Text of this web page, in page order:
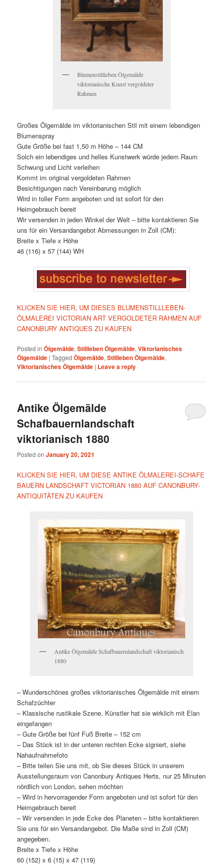
Blumenstillleben Ölgemälde
viktorianische Kunst vergoldeter
Rahmen
Großes Ölgemälde im viktorianischen Stil mit einem lebendigen
Blumenspray
Gute Größe bei fast 1,50 m Höhe – 144 CM
Solch ein lebendiges und helles Kunstwerk würde jedem Raum
Schwung und Licht verleihen
Kommt im original vergoldeten Rahmen
Besichtigungen nach Vereinbarung möglich
Wird in toller Form angeboten und ist sofort für den
Heimgebrauch bereit
Wir versenden in jeden Winkel der Welt – bitte kontaktieren Sie
uns für ein Versandangebot Abmessungen in Zoll (CM):
Breite x Tiefe x Höhe
46 (116) x 57 (144) WH
KLICKEN SIE HIER, UM DIESES BLUMENSTILLLEBEN-
ÖLMALEREI VICTORIAN ART VERGOLDETER RAHMEN AUF
CANONBURY ANTIQUES ZU KAUFEN
Posted in Ölgemälde,Stillleben Ölgemälde,Viktorianisches
Ölgemälde |Tagged Ölgemälde,Stillleben Ölgemälde,
Viktorianisches Ölgemälde | Leave a reply
Antike Ölgemälde
Schafbauernlandschaft
viktorianisch 1880
Posted onJanuary 20, 2021
KLICKEN SIE HIER, UM DIESE ANTIKE ÖLMALEREI-SCHAFE
BAUERN LANDSCHAFT VICTORIAN 1880 AUF CANONBURY-
ANTIQUITÄTEN ZU KAUFEN
Antike Ölgemälde Schafbauernlandschaft viktorianisch
1880
– Wunderschönes großes viktorianisches Ölgemälde mit einem
Schafzüchter
– Klassische rustikale Szene, Künstler hat sie wirklich mit Elan
eingefangen
– Gute Größe bei fünf Fuß Breite – 152 cm
– Das Stück ist in der unteren rechten Ecke signiert, siehe
Nahaufnahmefoto
– Bitte teilen Sie uns mit, ob Sie dieses Stück in unserem
Ausstellungsraum von Canonbury Antiques Herts, nur 25 Minuten
nördlich von London, sehen möchten
– Wird in hervorragender Form angeboten und ist sofort für den
Heimgebrauch bereit
– Wir versenden in jede Ecke des Planeten – bitte kontaktieren
Sie uns für ein Versandangebot. Die Maße sind in Zoll (CM)
angegeben.
Breite x Tiefe x Höhe
60 (152) x 6 (15) x 47 (119)